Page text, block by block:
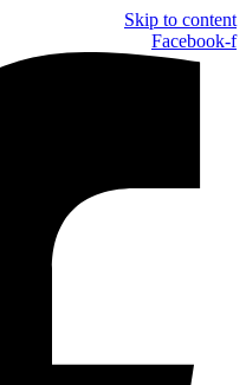
Skip to content
Facebook-f